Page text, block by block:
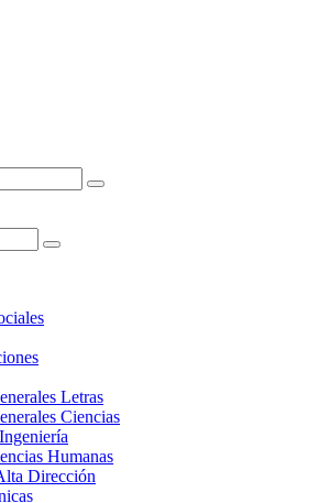
Letras
Ciencias
Humanas
Dirección